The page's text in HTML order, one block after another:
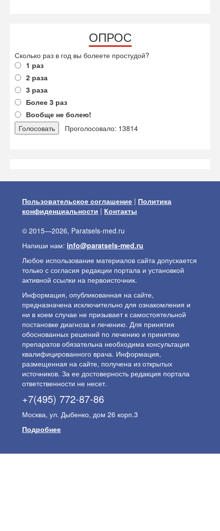
ОПРОС
Сколько раз в год вы болеете простудой?
1 раз
2 раза
3 раза
Более 3 раз
Вообще не болею!
Проголосовало: 13814
Пользовательское соглашение | Политика
конфиденциальности | Контакты
© 2015—2026, Paratsels-med.ru
Напиши нам: info@paratsels-med.ru
Любое использование материалов сайта допускается
только с согласия редакции портала и установкой
активной ссылки на первоисточник.
Информация, опубликованная на сайте,
предназначена исключительно для ознакомления и
ни в коем случае не призывает к самостоятельной
постановке диагноза и лечению. Для принятия
обоснованных решений по лечению и принятию
препаратов обязательна необходима консультация
квалифицированного врача. Информация,
размещенная на сайте, получена из открытых
источников. За ее достоверность редакция портала
ответственности не несет.
+7(495) 772-87-86
Москва, ул. Дыбенко, дом 26 корп.3
Подробнее